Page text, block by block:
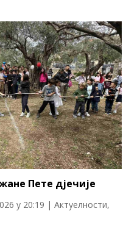
Пете дјечије
у 20:19 | Актуелности,